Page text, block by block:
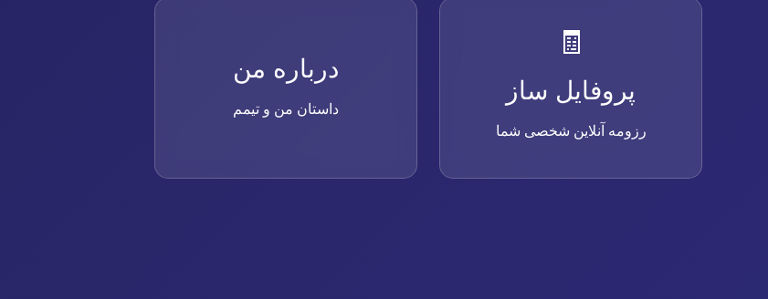
🧾
پروفایل ساز
رزومه آنلاین شخصی شما
درباره من
داستان من و تیمم